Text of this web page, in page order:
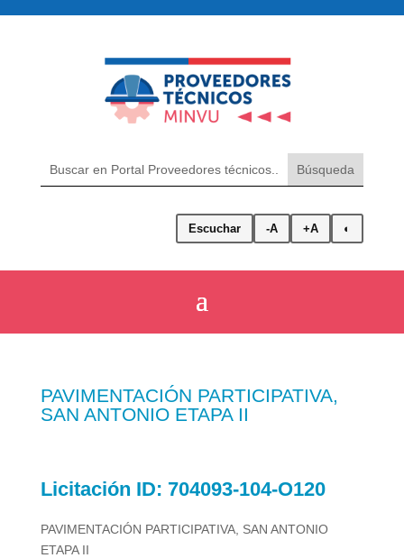
Escuchar -A +A ◐
PAVIMENTACIÓN PARTICIPATIVA,
SAN ANTONIO ETAPA II
Licitación ID: 704093-104-O120
PAVIMENTACIÓN PARTICIPATIVA, SAN ANTONIO
ETAPA II